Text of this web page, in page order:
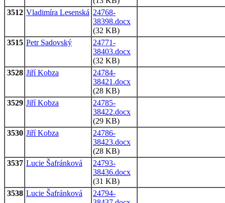
3512 Vladimíra Lesenská 24768-
38398.docx
(32 KB)
3515 Petr Sadovský
24771-
38403.docx
(32 KB)
3528 Jiří Kobza
24784-
38421.docx
(28 KB)
3529 Jiří Kobza
24785-
38422.docx
(29 KB)
3530 Jiří Kobza
24786-
38423.docx
(28 KB)
3537 Lucie Šafránková
24793-
38436.docx
(31 KB)
3538 Lucie Šafránková
24794-